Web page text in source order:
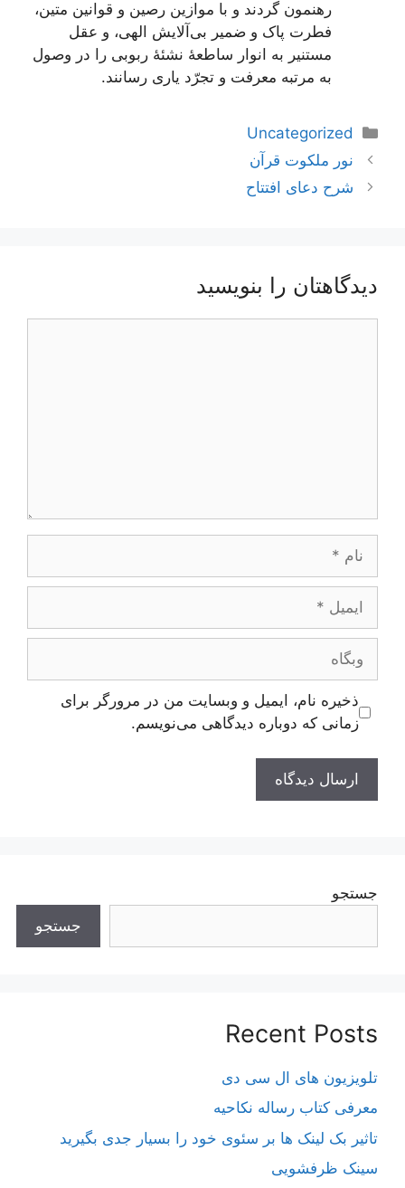
رهنمون گردند و با موازین رصین و قوانین متین،
فطرت پاک و ضمیر بی‌آلایش الهی، و عقل
مستنیر به انوار ساطعۀ نشئۀ ربوبی را در وصول
به مرتبه معرفت و تجرّد یاری رسانند.
دسته‌ها
Uncategorized
ناوبری
نوشته‌ها
نور ملکوت قرآن
شرح دعای افتتاح
دیدگاهتان را بنویسید
ایمیل
وبگاه
ذخیره نام، ایمیل و وبسایت من در مرورگر برای
زمانی که دوباره دیدگاهی می‌نویسم.
جستجو
جستجو
Recent Posts
تلویزیون های ال سی دی
معرفی کتاب رساله نکاحیه
تاثیر بک لینک ها بر سئوی خود را بسیار جدی بگیرید
سینک ظرفشویی